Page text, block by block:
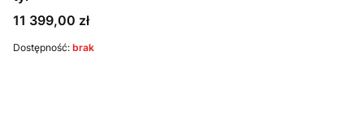
Cena
11 399,00 zł
Dostępność: brak